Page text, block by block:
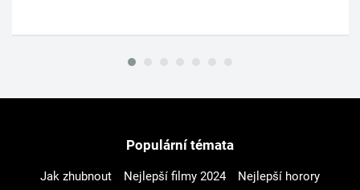
Populární témata
Jak zhubnout Nejlepší filmy 2024
Nejlepší horory